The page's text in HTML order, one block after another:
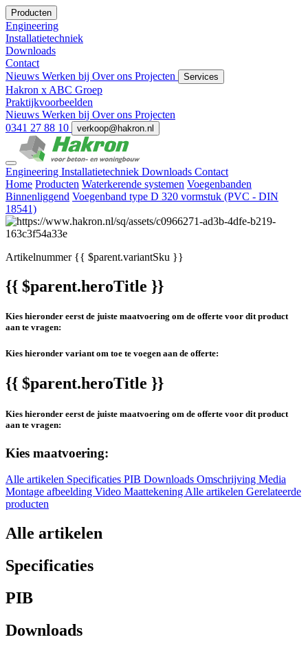
Producten
Engineering
Installatietechniek
Downloads
Contact
Nieuws Werken bij Over ons Projecten Services
Hakron x ABC Groep
Praktijkvoorbeelden
Nieuws Werken bij Over ons Projecten
0341 27 88 10
verkoop@hakron.nl
Engineering Installatietechniek Downloads Contact
Home Producten Waterkerende systemen Voegenbanden
Binnenliggend Voegenband type D 320 vormstuk (PVC - DIN
18541)
Artikelnummer{{ $parent.variantSku }}
{{ $parent.heroTitle }}
Kies hieronder eerst de juiste maatvoering om de offerte voor dit product
aan te vragen:
Kies hieronder variant om toe te voegen aan de offerte:
{{ $parent.heroTitle }}
Kies hieronder eerst de juiste maatvoering om de offerte voor dit product
aan te vragen:
Kies maatvoering:
Alle artikelen Specificaties PIB Downloads Omschrijving Media
Montage afbeelding Video MaattekeningAlle artikelen Gerelateerde
producten
Alle artikelen
Specificaties
PIB
Downloads